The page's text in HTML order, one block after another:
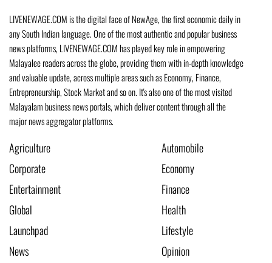
LIVENEWAGE.COM is the digital face of NewAge, the first economic daily in
any South Indian language. One of the most authentic and popular business
news platforms, LIVENEWAGE.COM has played key role in empowering
Malayalee readers across the globe, providing them with in-depth knowledge
and valuable update, across multiple areas such as Economy, Finance,
Entrepreneurship, Stock Market and so on. It's also one of the most visited
Malayalam business news portals, which deliver content through all the
major news aggregator platforms.
Agriculture
Automobile
Corporate
Economy
Entertainment
Finance
Global
Health
Launchpad
Lifestyle
News
Opinion